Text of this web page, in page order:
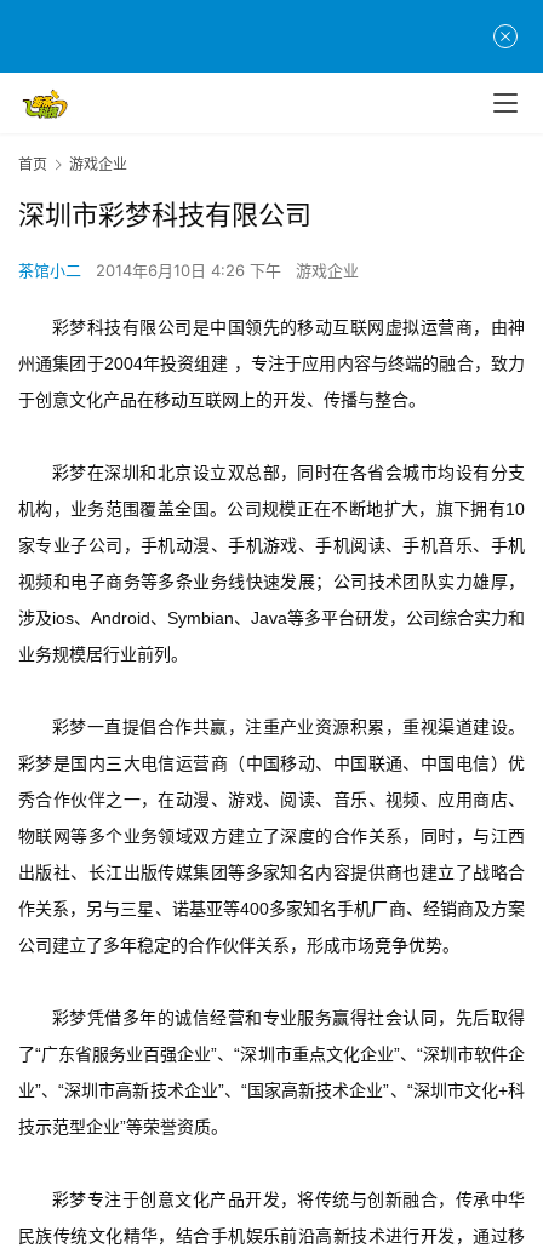
首
页
游
游
戏
业
界
手
戏
单
首页 游戏企业
深圳市彩梦科技有限公司
茶馆小二 2014年6月10日 4:26 下午 游戏企业
彩梦科技有限公司是中国领先的移动互联网虚拟运营商，由神
州通集团于2004年投资组建 ，专注于应用内容与终端的融合，致力
于创意文化产品在移动互联网上的开发、传播与整合。
彩梦在深圳和北京设立双总部，同时在各省会城市均设有分支
机构，业务范围覆盖全国。公司规模正在不断地扩大，旗下拥有10
家专业子公司，手机动漫、手机游戏、手机阅读、手机音乐、手机
视频和电子商务等多条业务线快速发展；公司技术团队实力雄厚，
涉及ios、Android、Symbian、Java等多平台研发，公司综合实力和
业务规模居行业前列。
彩梦一直提倡合作共赢，注重产业资源积累，重视渠道建设。
彩梦是国内三大电信运营商（中国移动、中国联通、中国电信）优
秀合作伙伴之一，在动漫、游戏、阅读、音乐、视频、应用商店、
物联网等多个业务领域双方建立了深度的合作关系，同时，与江西
出版社、长江出版传媒集团等多家知名内容提供商也建立了战略合
作关系，另与三星、诺基亚等400多家知名手机厂商、经销商及方案
公司建立了多年稳定的合作伙伴关系，形成市场竞争优势。
彩梦凭借多年的诚信经营和专业服务赢得社会认同，先后取得
了“广东省服务业百强企业”、“深圳市重点文化企业”、“深圳市软件企
业”、“深圳市高新技术企业”、“国家高新技术企业”、“深圳市文化+科
技示范型企业”等荣誉资质。
彩梦专注于创意文化产品开发，将传统与创新融合，传承中华
民族传统文化精华，结合手机娱乐前沿高新技术进行开发，通过移